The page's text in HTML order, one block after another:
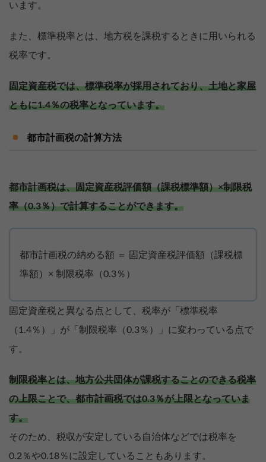
います。
また、標準税率とは、地方税を課税するときに用いられる
税率です。
固定資産税では、標準税率が採用されており、土地と家屋
ともに1.4％の税率となっています。
都市計画税の計算方法
都市計画税は、固定資産税評価額（課税標準額）×制限税
率（0.3％）で計算することができます。
都市計画税の納める額 ＝ 固定資産税評価額（課税標
準額）× 制限税率（0.3％）
固定資産税と異なる点として、税率が「標準税率
（1.4％）」が「制限税率（0.3％）」に変わっている点で
す。
制限税率とは、地方公共団体が課税することのできる税率
の上限ことで、都市計画税では0.3％が上限となっていま
す。
そのため、税収が安定している自治体などでは税率を
0.2％や0.18％に設定していることもあります。